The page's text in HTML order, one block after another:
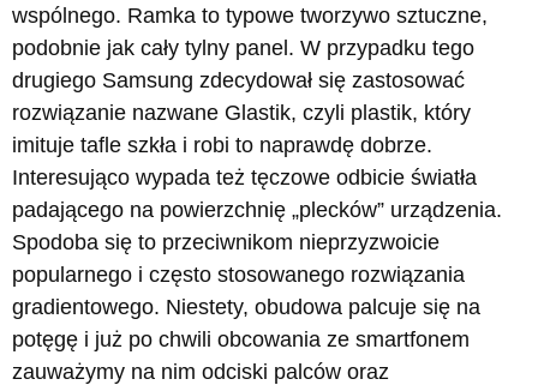
wspólnego. Ramka to typowe tworzywo sztuczne,
podobnie jak cały tylny panel. W przypadku tego
drugiego Samsung zdecydował się zastosować
rozwiązanie nazwane Glastik, czyli plastik, który
imituje tafle szkła i robi to naprawdę dobrze.
Interesująco wypada też tęczowe odbicie światła
padającego na powierzchnię „plecków” urządzenia.
Spodoba się to przeciwnikom nieprzyzwoicie
popularnego i często stosowanego rozwiązania
gradientowego. Niestety, obudowa palcuje się na
potęgę i już po chwili obcowania ze smartfonem
zauważymy na nim odciski palców oraz